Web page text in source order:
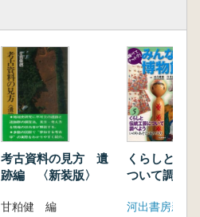
考古資料の見方 遺
跡編 〈新装版〉
甘粕健 編
くらしと伝
ついて調べ
づくり
河出書房新社